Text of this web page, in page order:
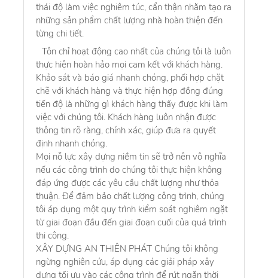
thái độ làm việc nghiêm túc, cẩn thận nhằm tạo ra
những sản phẩm chất lượng nhà hoàn thiện đến
từng chi tiết.
Tôn chỉ hoạt động cao nhất của chúng tôi là luôn
thực hiện hoàn hảo mọi cam kết với khách hàng.
Khảo sát và báo giá nhanh chóng, phối hợp chặt
chẽ với khách hàng và thực hiện hợp đồng đúng
tiến độ là những gì khách hàng thấy được khi làm
việc với chúng tôi. Khách hàng luôn nhận được
thông tin rõ ràng, chính xác, giúp đưa ra quyết
định nhanh chóng.
Mọi nỗ lực xây dựng niềm tin sẽ trở nên vô nghĩa
nếu các công trình do chúng tôi thực hiện không
đáp ứng được các yêu cầu chất lượng như thỏa
thuận. Để đảm bảo chất lượng công trình, chúng
tôi áp dụng một quy trình kiểm soát nghiêm ngặt
từ giai đoạn đầu đến giai đoạn cuối của quá trình
thi công.
XÂY DỰNG AN THIÊN PHÁT Chúng tôi không
ngừng nghiên cứu, áp dụng các giải pháp xây
dựng tối ưu vào các công trình để rút ngắn thời